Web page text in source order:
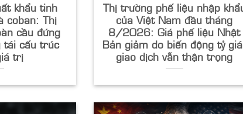
khẩu tinh
coban: Thị
cầu đứng
tái cấu trúc
trị
Thị trường phế liệu nhập
của Việt Nam đầu tháng
8/2026: Giá phế liệu Nhật
Bản giảm do biến động tỷ
giao dịch vẫn thận trọng